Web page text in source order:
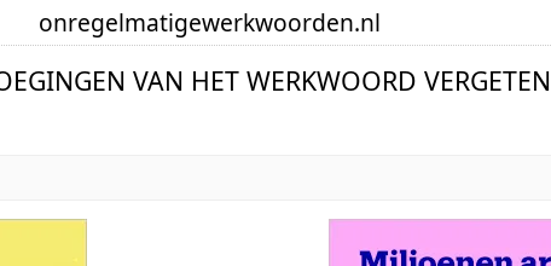
onregelmatigewerkwoorden.nl
VAN HET WERKWOORD VERGETEN